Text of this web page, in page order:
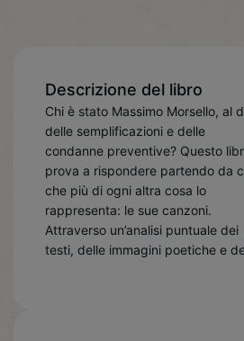
Descrizione del libro
Chi è stato Massimo Morsello, al
delle semplificazioni e delle
condanne preventive? Questo libro
prova a rispondere partendo da
che più di ogni altra cosa lo
rappresenta: le sue canzoni.
Attraverso un’analisi puntuale dei
testi, delle immagini poetiche e
storie che li hanno
Francesco Saverio Mongelli
ricostruisce il percorso umano e
artistico di un cantautore che
attraversato gli anni più duri della
storia recente italiana, trasformando
militanza, amicizia, sconfitta, esilio e
speranza in linguaggio musicale.
emerge il racconto di
generazione cresciuta nel conflitto,
marchiata da un’appartenenza
politica ma animata da un
più profondo di senso, identità e
comunità. Un viaggio che non
assolve né accusa, ma ascolta,
contestualizza, comprende.
una frontiera” è un libro per chi vuole
leggere Morsello senza filtri
ideologici, seguendo il filo delle
parole e lasciando che siano i testi –